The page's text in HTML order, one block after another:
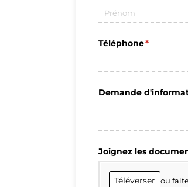
Téléphone*
(requis)
Demande
Joignez les
Téléverser ou